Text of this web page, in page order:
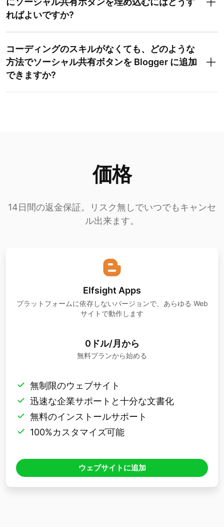
ればよいですか?
コーディングのスキルがなくても、どのような
方法でソーシャル共有ボタンを Blogger に追加
できますか?
価格
14日間の返金保証。リスク無しでいつでもキャンセ
ル出来ます。
Elfsight Apps
プラットフォームに依存しないバージョンで、あらゆる Web
サイトで動作します
0ドル/月から
無料プランから始める
無制限のウェブサイト
迅速な企業サポートと十分な文書化
無料のインストールサポート
100%カスタマイズ可能
ウェブサイトに追加